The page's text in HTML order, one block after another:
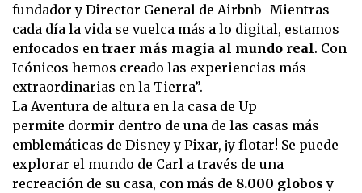
fundador y Director General de Airbnb- Mientras
cada día la vida se vuelca más a lo digital, estamos
enfocados en traer más magia al mundo real. Con
Icónicos hemos creado las experiencias más
extraordinarias en la Tierra”.
La Aventura de altura en la casa de Up
permite dormir dentro de una de las casas más
emblemáticas de Disney y Pixar, ¡y flotar! Se puede
explorar el mundo de Carl a través de una
recreación de su casa, con más de 8.000 globosy